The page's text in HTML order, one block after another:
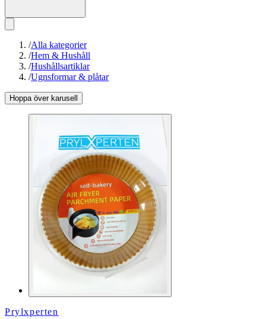
/Alla kategorier
/Hem & Hushåll
/Hushållsartiklar
/Ugnsformar & plåtar
Hoppa över karusell
Prylxperten